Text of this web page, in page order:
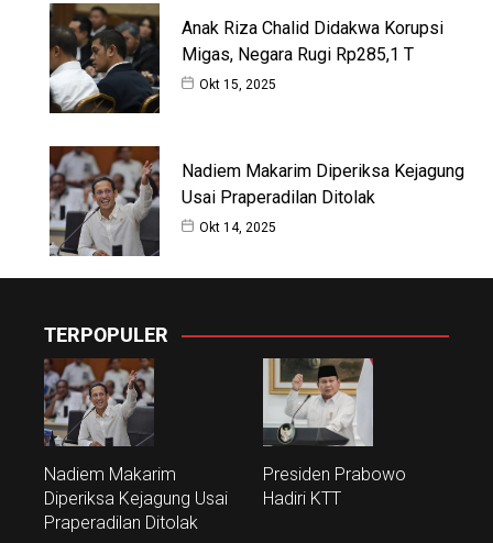
Anak Riza Chalid Didakwa Korupsi
Migas, Negara Rugi Rp285,1 T
Okt 15, 2025
Nadiem Makarim Diperiksa Kejagung
Usai Praperadilan Ditolak
Okt 14, 2025
TERPOPULER
Nadiem Makarim
Diperiksa Kejagung Usai
Praperadilan Ditolak
Presiden Prabowo
Hadiri KTT